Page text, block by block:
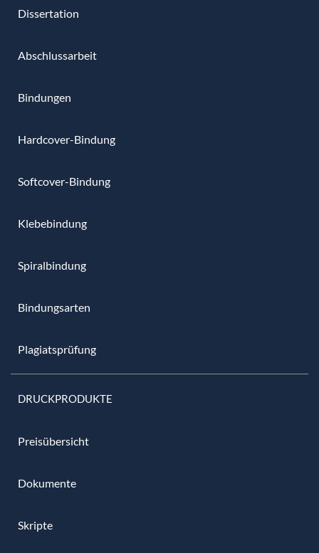
Dissertation
Abschlussarbeit
Bindungen
Hardcover-Bindung
Softcover-Bindung
Klebebindung
Spiralbindung
Bindungsarten
Plagiatsprüfung
DRUCKPRODUKTE
Preisübersicht
Dokumente
Skripte